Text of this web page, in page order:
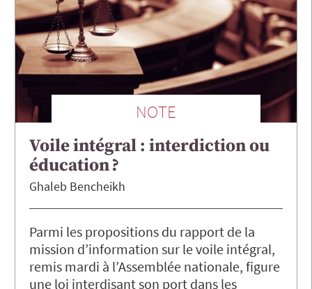
NOTE
Voile intégral : interdiction ou
éducation ?
Ghaleb Bencheikh
Parmi les propositions du rapport de la
mission d’information sur le voile intégral,
remis mardi à l’Assemblée nationale, figure
une loi interdisant son port dans les